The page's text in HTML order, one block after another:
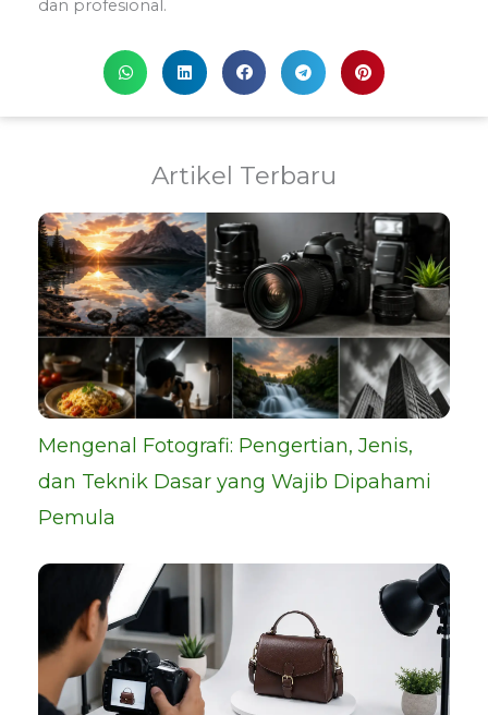
dan profesional.
Artikel Terbaru
Mengenal Fotografi: Pengertian, Jenis,
dan Teknik Dasar yang Wajib Dipahami
Pemula